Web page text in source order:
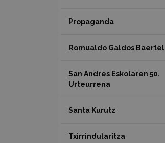
Propaganda
Romualdo Galdos Baertel
San Andres Eskolaren 50.
Urteurrena
Santa Kurutz
Txirrindularitza